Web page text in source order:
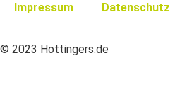
Impressum Datenschutz
© 2023 Hottingers.de